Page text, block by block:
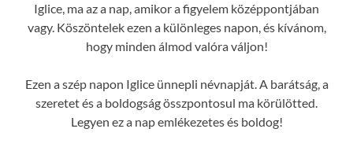
Iglice, ma az a nap, amikor a figyelem középpontjában
vagy. Köszöntelek ezen a különleges napon, és kívánom,
hogy minden álmod valóra váljon!
Ezen a szép napon Iglice ünnepli névnapját. A barátság, a
szeretet és a boldogság összpontosul ma körülötted.
Legyen ez a nap emlékezetes és boldog!